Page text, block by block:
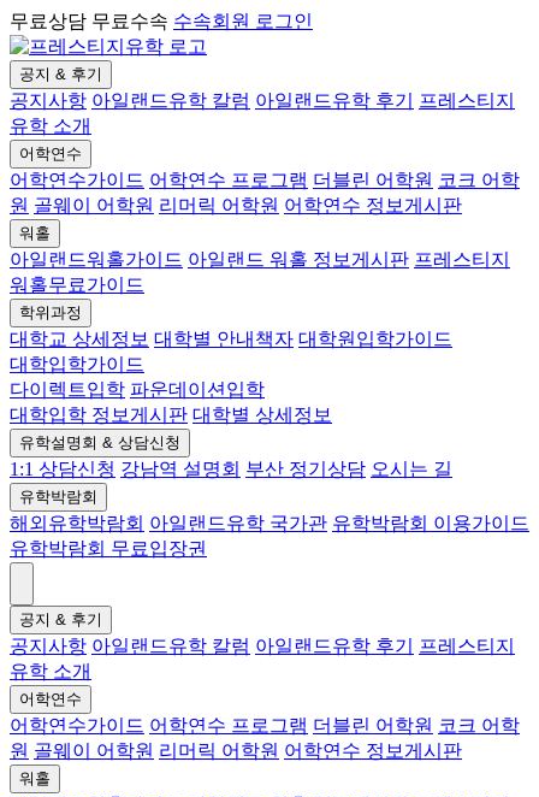
무료상담 무료수속 수속회원 로그인
공지 & 후기
공지사항 아일랜드유학 칼럼 아일랜드유학 후기
프레스티지
유학 소개
어학연수
어학연수가이드 어학연수 프로그램 더블린 어학원 코크 어학
원 골웨이 어학원 리머릭 어학원 어학연수 정보게시판
워홀
아일랜드워홀가이드 아일랜드 워홀 정보게시판 프레스티지
워홀무료가이드
학위과정
대학교 상세정보 대학별 안내책자 대학원입학가이드
대학입학가이드
다이렉트입학 파운데이션입학
대학입학 정보게시판 대학별 상세정보
유학설명회 & 상담신청
1:1 상담신청 강남역 설명회 부산 정기상담 오시는 길
유학박람회
해외유학박람회 아일랜드유학 국가관 유학박람회 이용가이드
유학박람회 무료입장권
공지 & 후기
공지사항 아일랜드유학 칼럼 아일랜드유학 후기
프레스티지
유학 소개
어학연수
어학연수가이드 어학연수 프로그램 더블린 어학원 코크 어학
원 골웨이 어학원 리머릭 어학원 어학연수 정보게시판
워홀